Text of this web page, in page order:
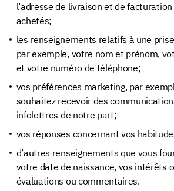
l’adresse de livraison et de
achetés;
les renseignements relatifs à une
par exemple, votre nom et prénom,
et votre numéro de téléphone;
vos préférences marketing, par
souhaitez recevoir des
infolettres de notre part;
vos réponses concernant vos
d’autres renseignements que vous
votre date de naissance, vos intérêts
évaluations ou commentaires.